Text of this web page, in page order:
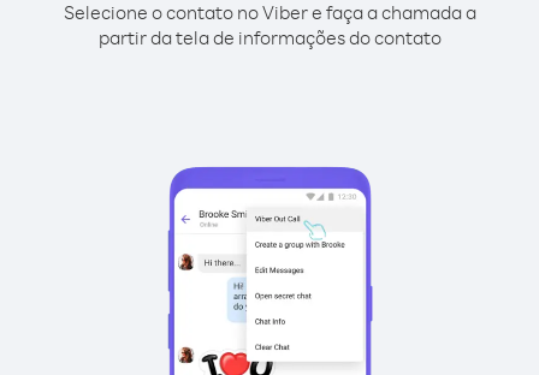
Selecione o contato no Viber e faça a chamada a
partir da tela de informações do contato